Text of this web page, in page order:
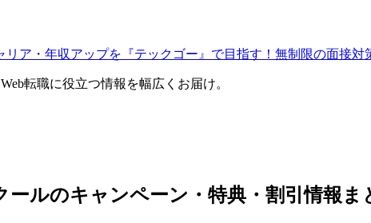
リア・年収アップを『テックゴー』で目指す！無制限の面接対
転職に役立つ情報を幅広くお届け。
ールのキャンペーン・特典・割引情報ま